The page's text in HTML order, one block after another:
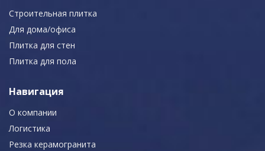
Строительная плитка
Для дома/офиса
Плитка для стен
Плитка для пола
Навигация
О компании
Логистика
Резка керамогранита